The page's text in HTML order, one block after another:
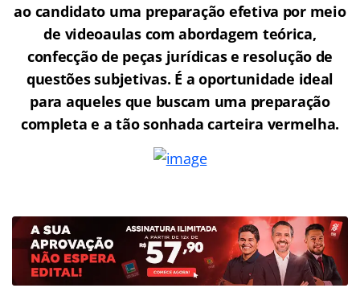
ao candidato uma preparação efetiva por meio
de videoaulas com abordagem teórica,
confecção de peças jurídicas e resolução de
questões subjetivas. É a oportunidade ideal
para aqueles que buscam uma preparação
completa e a tão sonhada carteira vermelha.